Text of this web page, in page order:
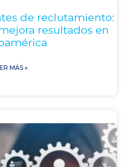
de reclutamiento:
resultados en
MÁS »